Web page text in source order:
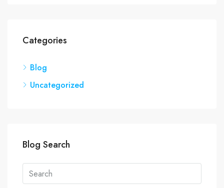
Categories
Blog
Uncategorized
Blog Search